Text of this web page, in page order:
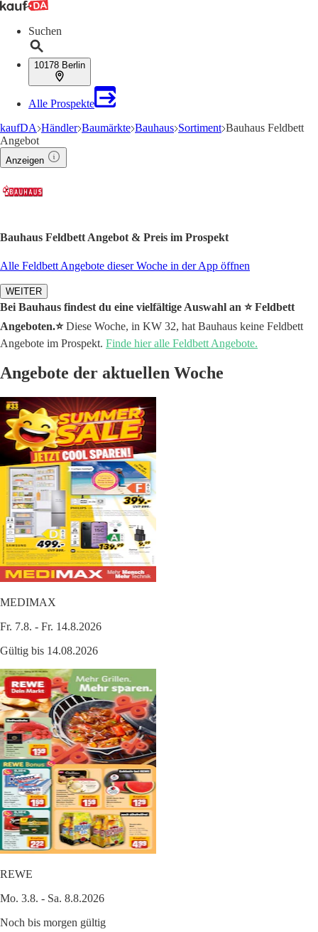
Suchen
10178 Berlin
Alle Prospekte
kaufDA Händler Baumärkte Bauhaus Sortiment Bauhaus Feldbett
Angebot
Anzeigen
Bauhaus Feldbett Angebot & Preis im Prospekt
Alle Feldbett Angebote dieser Woche in der App öffnen
WEITER
Bei Bauhaus findest du eine vielfältige Auswahl an ⭐️ Feldbett
Angeboten.⭐️Diese Woche, in KW 32, hat Bauhaus keine Feldbett
Angebote im Prospekt. Finde hier alle Feldbett Angebote.
Angebote der aktuellen Woche
MEDIMAX
Fr. 7.8. - Fr. 14.8.2026
Gültig bis 14.08.2026
REWE
Mo. 3.8. - Sa. 8.8.2026
Noch bis morgen gültig